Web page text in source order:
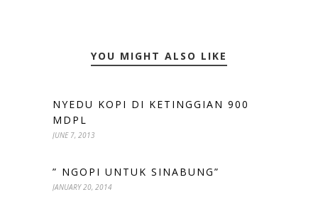
YOU MIGHT ALSO LIKE
NYEDU KOPI DI KETINGGIAN 900
MDPL
JUNE 7, 2013
” NGOPI UNTUK SINABUNG”
JANUARY 20, 2014